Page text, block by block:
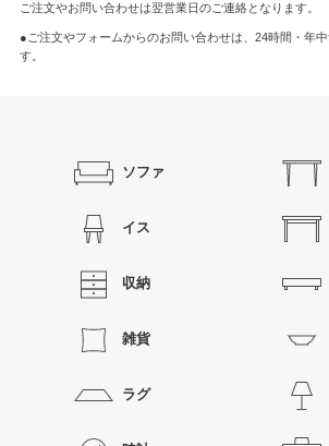
ご注文やお問い合わせは翌営業日のご連絡となります。
●ご注文やフォームからのお問い合わせは、 24時間・年
す。
ソファ
イス
収納
雑貨
ラグ